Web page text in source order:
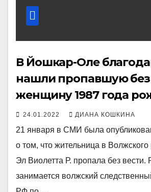
В Йошкар-Оле
нашли пропавшую без
женщину 1987 года
24.01.2022 ДИАНА КОШКИНА
21 января в СМИ была
о том, что жительница в
Эл Виолетта Р. пропала без вести.
занимается волжский